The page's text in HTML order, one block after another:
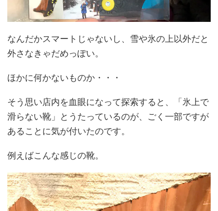
なんだかスマートじゃないし、雪や氷の上以外だと
外さなきゃだめっぽい。
ほかに何かないものか・・・
そう思い店内を血眼になって探索すると、「氷上で
滑らない靴」とうたっているのが、ごく一部ですが
あることに気が付いたのです。
例えばこんな感じの靴。